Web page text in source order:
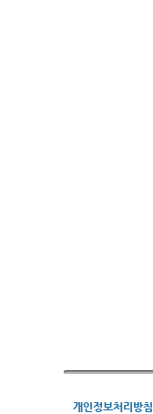
개인정보처리방침